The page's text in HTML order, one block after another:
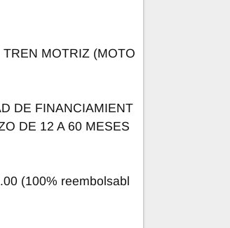
MOTRIZ (MOTO
DE FINANCIAMIENT
DE 12 A 60 MESES
(100% reembolsabl